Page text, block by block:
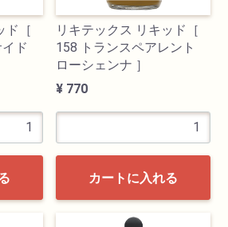
ド［
ド
リキテックス リキッド［
158 トランスペアレント
ローシェンナ ］
¥ 770
カートに入れる